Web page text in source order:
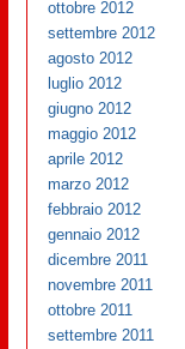
ottobre 2012
settembre 2012
agosto 2012
luglio 2012
giugno 2012
maggio 2012
aprile 2012
marzo 2012
febbraio 2012
gennaio 2012
dicembre 2011
novembre 2011
ottobre 2011
settembre 2011